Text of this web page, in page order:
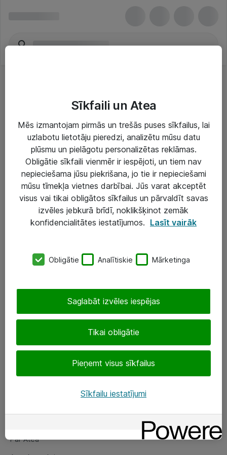
Risinājumi & Pakalpojumi
IT serviss un atbalsts
IT infrastruktūra
Darba vietu IT risinājumi
Serveri un datu centri
SIA „ATEA”
eShop@atea.lv
Sekojiet mums
Par Atea
Par Atea
Sīkfaili un Atea
Mēs izmantojam pirmās un trešās puses sīkfailus, lai
uzlabotu lietotāju pieredzi, analizētu mūsu datu
plūsmu un pielāgotu personalizētas reklāmas.
Obligātie sīkfaili vienmēr ir iespējoti, un tiem nav
nepieciešama jūsu piekrišana, jo tie ir nepieciešami
mūsu tīmekļa vietnes darbībai. Jūs varat akceptēt
visus vai tikai obligātos sīkfailus un pārvaldīt savas
izvēles jebkurā brīdī, noklikšķinot zemāk
konfidencialitātes iestatījumos. Lasīt vairāk
Obligātie Analītiskie Mārketinga
Tikai obligātie
Pieņemt visus sīkfailus
Saglabāt izvēles iespējas
Sīkfailu iestatījumi